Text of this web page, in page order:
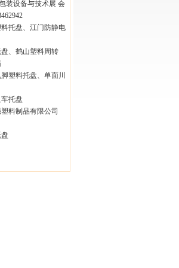
装设备与技术展 会
托盘、江门防静电
、鹤山塑料周转
塑料托盘、单面川
托盘
料制品有限公司